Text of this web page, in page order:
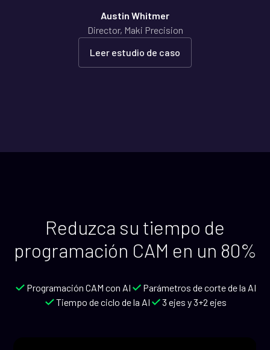
Austin Whitmer
Director, Maki Precision
Leer estudio de caso
Reduzca su tiempo de
programación CAM en un 80%
Programación CAM con AI
Parámetros de corte de la AI
Tiempo de ciclo de la AI
3 ejes y 3+2 ejes